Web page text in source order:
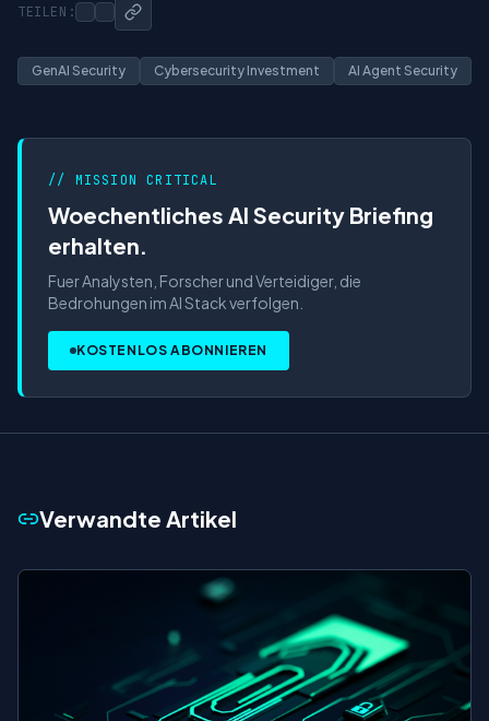
TEILEN:
GenAI Security Cybersecurity Investment AI Agent Security
// MISSION CRITICAL
Woechentliches AI Security Briefing
erhalten.
Fuer Analysten, Forscher und Verteidiger, die
Bedrohungen im AI Stack verfolgen.
KOSTENLOS ABONNIEREN
Verwandte Artikel